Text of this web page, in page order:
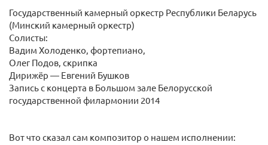
Государственный камерный оркестр Республики Беларусь
(Минский камерный оркестр)
Солисты:
Вадим Холоденко, фортепиано,
Олег Подов, скрипка
Дирижёр — Евгений Бушков
Запись с концерта в Большом зале Белорусской
государственной филармонии 2014
Вот что сказал сам композитор о нашем исполнении: